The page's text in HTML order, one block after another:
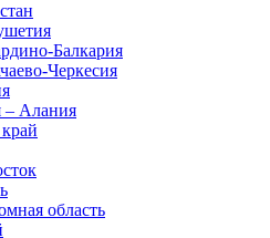
Балкария
Черкесия
– Алания
область